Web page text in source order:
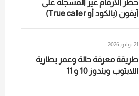
حظر الأرقام غير المسجلة على
آيفون (بالكود أو True caller)
21 يوليو, 2026
طريقة معرفة حالة وعمر بطارية
اللابتوب ويندوز 10 و 11